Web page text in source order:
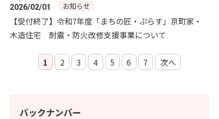
2026/02/01 お知らせ
【受付終了】令和7年度「まちの匠・ぷらす」京町家・
木造住宅 耐震・防火改修支援事業について
1 2 3 4 5 6 7 次へ
バックナンバー